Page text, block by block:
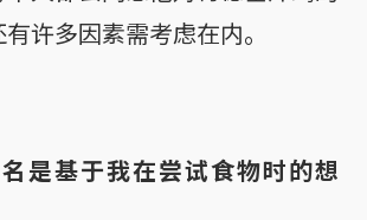
许多因素需考虑在内。
是基于我在尝试食物时的想